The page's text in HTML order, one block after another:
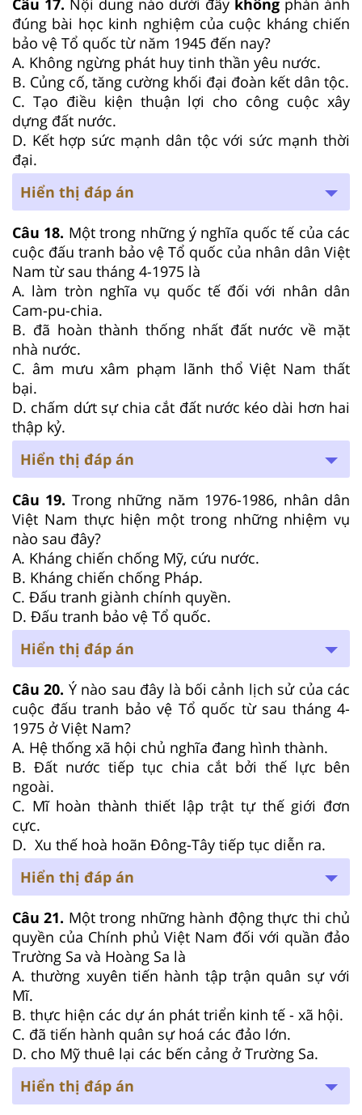
đúng bài học kinh nghiệm của cuộc kháng chiến
bảo vệ Tổ quốc từ năm 1945 đến nay?
A. Không ngừng phát huy tinh thần yêu nước.
B. Củng cố, tăng cường khối đại đoàn kết dân tộc.
C. Tạo điều kiện thuận lợi cho công cuộc xây
dựng đất nước.
D. Kết hợp sức mạnh dân tộc với sức mạnh thời
đại.
Hiển thị đáp án
Câu 18. Một trong những ý nghĩa quốc tế của các
cuộc đấu tranh bảo vệ Tổ quốc của nhân dân Việt
Nam từ sau tháng 4-1975 là
A. làm tròn nghĩa vụ quốc tế đối với nhân dân
Cam-pu-chia.
B. đã hoàn thành thống nhất đất nước về mặt
nhà nước.
C. âm mưu xâm phạm lãnh thổ Việt Nam thất
bại.
D. chấm dứt sự chia cắt đất nước kéo dài hơn hai
thập kỷ.
Hiển thị đáp án
Câu 19. Trong những năm 1976-1986, nhân dân
Việt Nam thực hiện một trong những nhiệm vụ
nào sau đây?
A. Kháng chiến chống Mỹ, cứu nước.
B. Kháng chiến chống Pháp.
C. Đấu tranh giành chính quyền.
D. Đấu tranh bảo vệ Tổ quốc.
Hiển thị đáp án
Câu 20. Ý nào sau đây là bối cảnh lịch sử của các
cuộc đấu tranh bảo vệ Tổ quốc từ sau tháng 4-
1975 ở Việt Nam?
A. Hệ thống xã hội chủ nghĩa đang hình thành.
B. Đất nước tiếp tục chia cắt bởi thế lực bên
ngoài.
C. Mĩ hoàn thành thiết lập trật tự thế giới đơn
cực.
D. Xu thế hoà hoãn Đông-Tây tiếp tục diễn ra.
Hiển thị đáp án
Câu 21. Một trong những hành động thực thi chủ
quyền của Chính phủ Việt Nam đối với quần đảo
Trường Sa và Hoàng Sa là
A. thường xuyên tiến hành tập trận quân sự với
Mĩ.
B. thực hiện các dự án phát triển kinh tế - xã hội.
C. đã tiến hành quân sự hoá các đảo lớn.
D. cho Mỹ thuê lại các bến cảng ở Trường Sa.
Hiển thị đáp án